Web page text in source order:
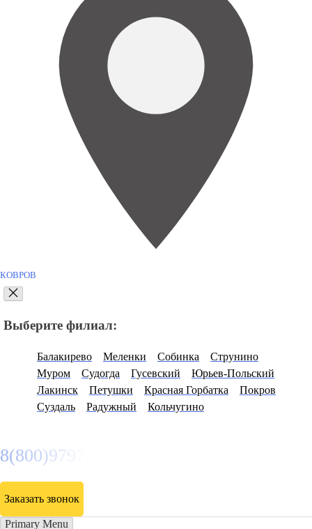
КОВРОВ
Выберите филиал:
Балакирево Меленки Собинка
Струнино
Муром
Судогда Гусевский
Юрьев-Польский
Лакинск
Петушки Красная Горбатка
Покров
Суздаль
Радужный Кольчугино
8(800)9797043
Заказать звонок
Primary Menu